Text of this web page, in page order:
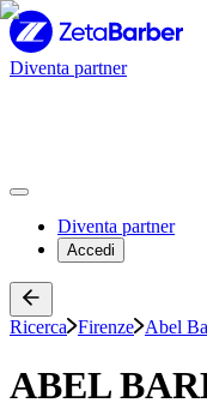
Diventa partner
Diventa partner
Accedi
Ricerca Firenze Abel
ABEL